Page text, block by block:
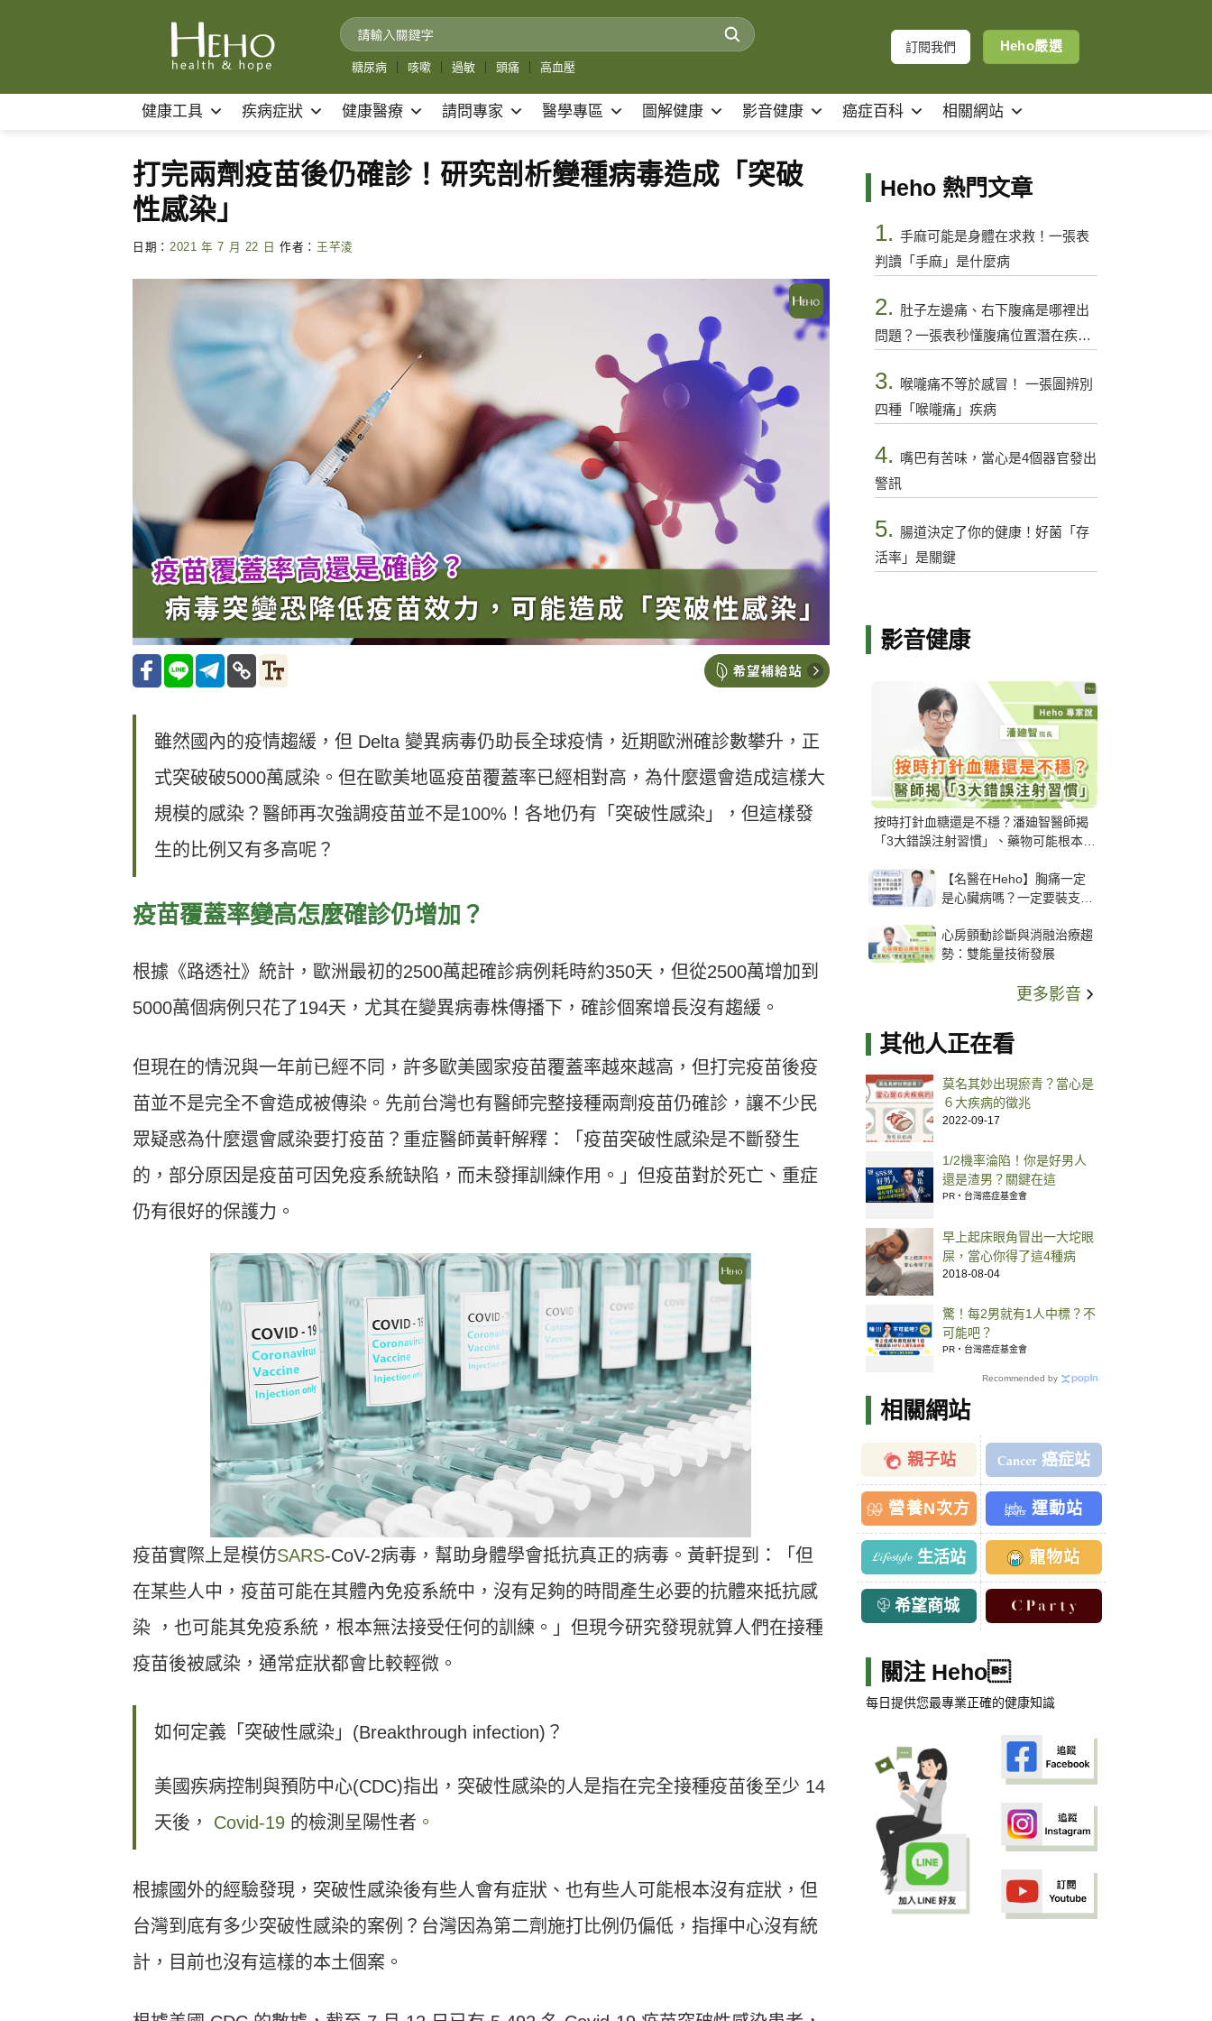
糖尿病 咳嗽 過敏 頭痛 高血壓
訂閱我們 Heho嚴選
健康工具 疾病症狀 健康醫療 請問專家 醫學專區 圖解健康 影音健康 癌症百科 相關網站
打完兩劑疫苗後仍確診！研究剖析變種病毒造成「突破
性感染」
日期： 2021 年 7 月 22 日 作者： 王芊淩
雖然國內的疫情趨緩，但 Delta 變異病毒仍助長全球疫情，近期歐洲確診數攀升，正
式突破破5000萬感染。但在歐美地區疫苗覆蓋率已經相對高，為什麼還會造成這樣大
規模的感染？醫師再次強調疫苗並不是100%！各地仍有「突破性感染」，但這樣發
生的比例又有多高呢？
疫苗覆蓋率變高怎麼確診仍增加？
根據《路透社》統計，歐洲最初的2500萬起確診病例耗時約350天，但從2500萬增加到
5000萬個病例只花了194天，尤其在變異病毒株傳播下，確診個案增長沒有趨緩。
但現在的情況與一年前已經不同，許多歐美國家疫苗覆蓋率越來越高，但打完疫苗後疫
苗並不是完全不會造成被傳染。先前台灣也有醫師完整接種兩劑疫苗仍確診，讓不少民
眾疑惑為什麼還會感染要打疫苗？重症醫師黃軒解釋：「疫苗突破性感染是不斷發生
的，部分原因是疫苗可因免疫系統缺陷，而未發揮訓練作用。」但疫苗對於死亡、重症
仍有很好的保護力。
疫苗實際上是模仿SARS-CoV-2病毒，幫助身體學會抵抗真正的病毒。黃軒提到：「但
在某些人中，疫苗可能在其體內免疫系統中，沒有足夠的時間產生必要的抗體來抵抗感
染 ，也可能其免疫系統，根本無法接受任何的訓練。」但現今研究發現就算人們在接種
疫苗後被感染，通常症狀都會比較輕微。
如何定義「突破性感染」(Breakthrough infection)？
美國疾病控制與預防中心(CDC)指出，突破性感染的人是指在完全接種疫苗後至少 14
天後， Covid-19 的檢測呈陽性者 。
根據國外的經驗發現，突破性感染後有些人會有症狀、也有些人可能根本沒有症狀，但
台灣到底有多少突破性感染的案例？台灣因為第二劑施打比例仍偏低，指揮中心沒有統
計，目前也沒有這樣的本土個案。
Heho 熱門文章
1. 手麻可能是身體在求救！一張表
判讀「手麻」是什麼病
2. 肚子左邊痛、右下腹痛是哪裡出
問題？一張表秒懂腹痛位置潛在疾病
3.
喉嚨痛不等於感冒！ 一張圖辨別
四種「喉嚨痛」疾病
4. 嘴巴有苦味，當心是4個器官發出
警訊
5. 腸道決定了你的健康！好菌「存
活率」是關鍵
影音健康
按時打針血糖還是不穩？潘廸智醫師揭
「3大錯誤注射習慣」、藥物可能根本沒
【名醫在Heho】胸痛一定
是心臟病嗎？一定要裝支
解析支架種類、風險與選擇
關鍵
心房顫動診斷與消融治療趨
勢：雙能量技術發展
更多影音
其他人正在看
莫名其妙出現瘀青？當心是
６大疾病的徵兆
2022-09-17
1/2機率淪陷！你是好男人
還是渣男？關鍵在這
PR・台灣癌症基金會
早上起床眼角冒出一大坨眼
屎，當心你得了這4種病
2018-08-04
驚！每2男就有1人中標？不
可能吧？
PR・台灣癌症基金會
Recommended by
相關網站
親子站 癌症站
營養N次方 運動站
生活站 寵物站
希望商城
關注 Heho
每日提供您最專業正確的健康知識